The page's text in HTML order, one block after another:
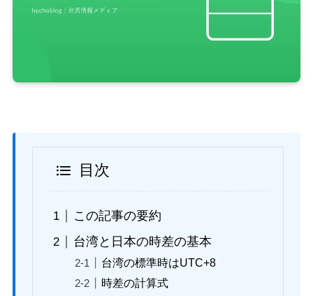
目次
この記事の要約
台湾と日本の時差の基本
台湾の標準時はUTC+8
時差の計算式